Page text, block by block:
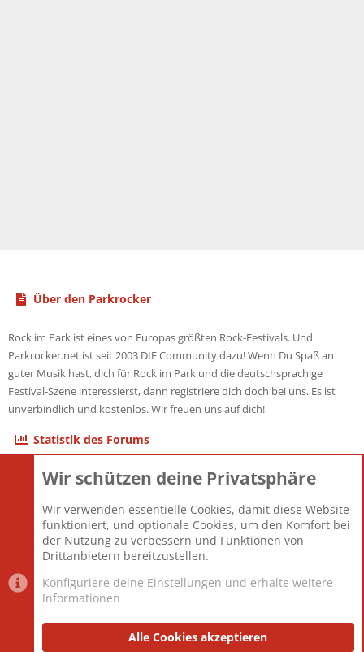
Über den Parkrocker
Rock im Park ist eines von Europas größten Rock-Festivals. Und
Parkrocker.net ist seit 2003 DIE Community dazu! Wenn Du Spaß an
guter Musik hast, dich für Rock im Park und die deutschsprachige
Festival-Szene interessierst, dann registriere dich doch bei uns. Es ist
unverbindlich und kostenlos. Wir freuen uns auf dich!
Statistik des Forums
Themen
Mitglieder
12.426
Neuestes Mitglied
nabulamisika
Datenschutzerklärung Impressum
Wir schützen deine Privatsphäre
Wir verwenden essentielle Cookies, damit diese Website
funktioniert, und optionale Cookies, um den Komfort bei
der Nutzung zu verbessern und Funktionen von
Drittanbietern bereitzustellen.
Konfiguriere deine Einstellungen und erhalte weitere
Informationen
Alle Cookies akzeptieren